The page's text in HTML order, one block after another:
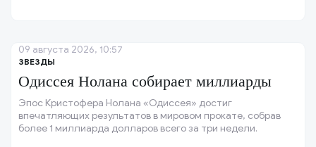
ЗВЕЗДЫ
Одиссея Нолана собирает миллиарды
Эпос Кристофера Нолана «Одиссея» достиг
впечатляющих результатов в мировом прокате, собрав
более 1 миллиарда долларов всего за три недели.
09 августа 2026, 10:57